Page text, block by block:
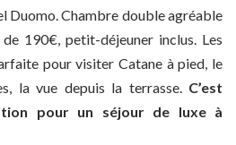
Duomo. Chambre double agréable
190€, petit-déjeuner inclus. Les
pour visiter Catane à pied, le
la vue depuis la terrasse. C’est
pour un séjour de luxe à